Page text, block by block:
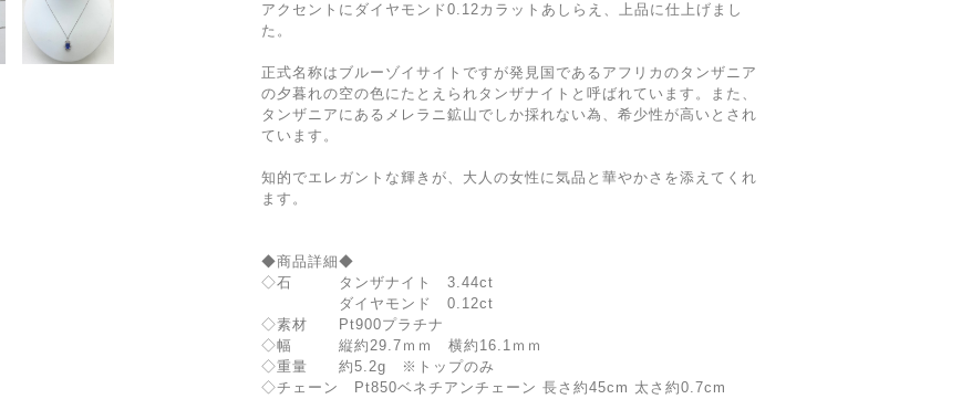
アクセントにダイヤモンド0.12カラットあしらえ、上品に仕上げまし
た。
正式名称はブルーゾイサイトですが発見国であるアフリカのタンザニア
の夕暮れの空の色にたとえられタンザナイトと呼ばれています。また、
タンザニアにあるメレラニ鉱山でしか採れない為、希少性が高いとされ
ています。
知的でエレガントな輝きが、大人の女性に気品と華やかさを添えてくれ
ます。
◆商品詳細◆
◇石 タンザナイト 3.44ct
ダイヤモンド 0.12ct
◇素材 Pt900プラチナ
◇幅 縦約29.7ｍｍ 横約16.1ｍｍ
◇重量 約5.2g ※トップのみ
◇チェーン Pt850ベネチアンチェーン 長さ約45cm 太さ約0.7cm